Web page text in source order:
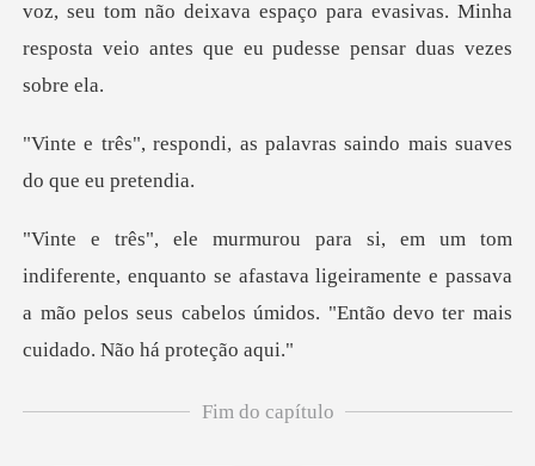
, seu tom não deixava espaço para evasivas. Minha
respost
as palavras saindo mais su
quanto se afastava ligeiramente e passava
a mão pelos seus cabe
Fim do capítulo